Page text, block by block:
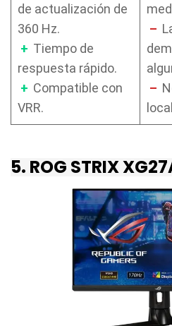
de actualización de
360 Hz.
+ Tiempo de
respuesta rápido.
+ Compatible con
VRR.
–
–
5. ROG STRIX